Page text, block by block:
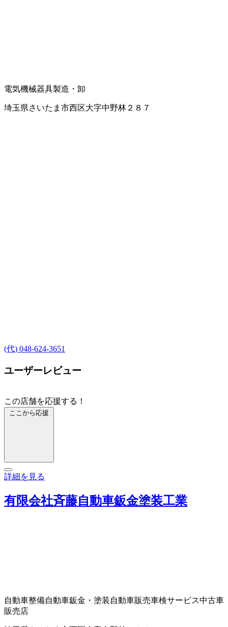
電気機械器具製造・卸
埼玉県さいたま市西区大字中野林２８７
(代) 048-624-3651
ユーザーレビュー
この店舗を応援する！
ここから応援
詳細を見る
有限会社斉藤自動車鈑金塗装工業
自動車整備自動車鈑金・塗装自動車販売車検サービス中古車
販売店